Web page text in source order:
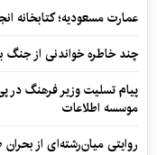
عمارت مسعودیه؛ کتابخانه
چند خاطره خواندنی از جنگ
پیام تسلیت وزیر فرهنگ در
موسسه اطلاعات
روایتی میان‌رشته‌ای از